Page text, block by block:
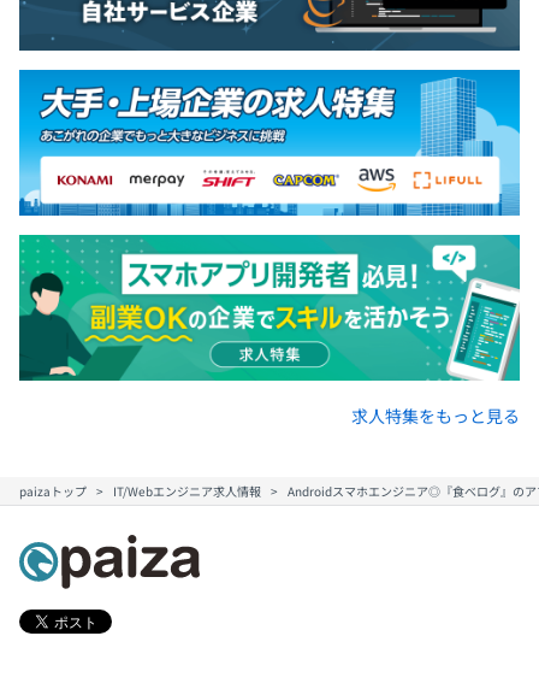
求人特集をもっと見る
paizaトップ IT/Webエンジニア求人情報 Androidスマホエンジニア◎『食べログ』の